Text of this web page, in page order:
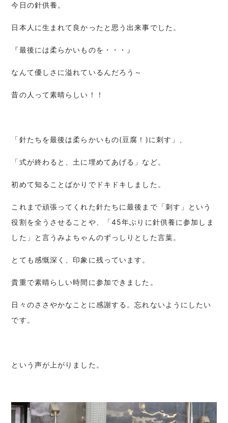
今日の針供養。
日本人に生まれて良かったと思う出来事でした。
『最後には柔らかいものを・・・』
なんて優しさに溢れているんだろう～
昔の人って素晴らしい！！
「針たちを最後は柔らかいもの(豆腐！)に刺す」、
「式が終わると、土に埋めてあげる」など。
初めて知ることばかりでドキドキしました。
これまで頑張ってくれた針たちに最後まで「刺す」という
役割を全うさせることや、「45年ぶりに針供養に参加しま
した」と言うみよちゃんのずっしりとした言葉。
とても感慨深く、印象に残っています。
貴重で素晴らしい時間に参加できました。
日々のささやかなことに感謝する。忘れないようにしたい
です。
という声が上がりました。